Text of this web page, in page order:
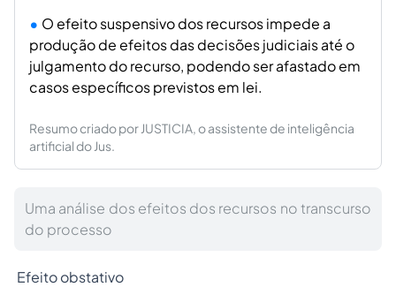
O efeito suspensivo dos recursos impede a
produção de efeitos das decisões judiciais até o
julgamento do recurso, podendo ser afastado em
casos específicos previstos em lei.
Resumo criado por JUSTICIA, o assistente de inteligência
artificial do Jus.
Uma análise dos efeitos dos recursos no transcurso
do processo
Efeito obstativo